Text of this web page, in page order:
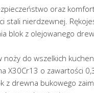
oraz
stali nierdzewnej.
blok z olejowanego
noży do wszelkich
X30Cr13 o zawartości
z drewna bukowego